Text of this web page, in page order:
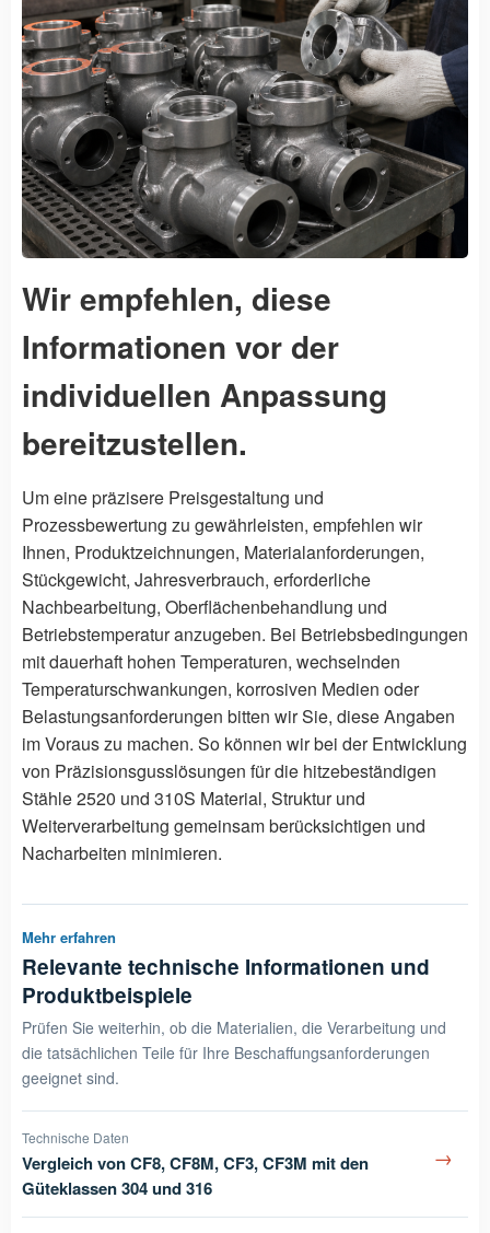
Wir empfehlen, diese
Informationen vor der
individuellen Anpassung
bereitzustellen.
Um eine präzisere Preisgestaltung und
Prozessbewertung zu gewährleisten, empfehlen wir
Ihnen, Produktzeichnungen, Materialanforderungen,
Stückgewicht, Jahresverbrauch, erforderliche
Nachbearbeitung, Oberflächenbehandlung und
Betriebstemperatur anzugeben. Bei Betriebsbedingungen
mit dauerhaft hohen Temperaturen, wechselnden
Temperaturschwankungen, korrosiven Medien oder
Belastungsanforderungen bitten wir Sie, diese Angaben
im Voraus zu machen. So können wir bei der Entwicklung
von Präzisionsgusslösungen für die hitzebeständigen
Stähle 2520 und 310S Material, Struktur und
Weiterverarbeitung gemeinsam berücksichtigen und
Nacharbeiten minimieren.
Mehr erfahren
Relevante technische Informationen und
Produktbeispiele
Prüfen Sie weiterhin, ob die Materialien, die Verarbeitung und
die tatsächlichen Teile für Ihre Beschaffungsanforderungen
geeignet sind.
Technische Daten
Vergleich von CF8, CF8M, CF3, CF3M mit den
Güteklassen 304 und 316
→